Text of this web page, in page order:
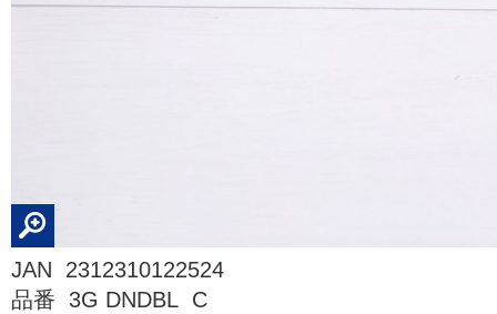
JAN 2312310122524
品番 3G DNDBL C